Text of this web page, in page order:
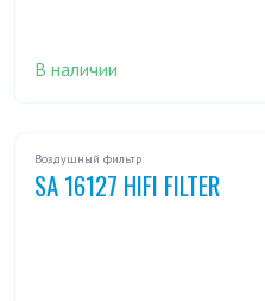
В наличии
Воздушный фильтр
SA 16127 HIFI FILTER